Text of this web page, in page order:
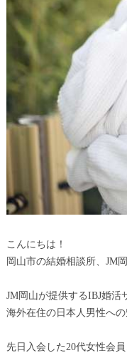
こんにちは！
岡山市の結婚相談所、JM
JM岡山が提供するIBJ婚活
海外在住の日本人男性へ
先日入会した20代女性会員